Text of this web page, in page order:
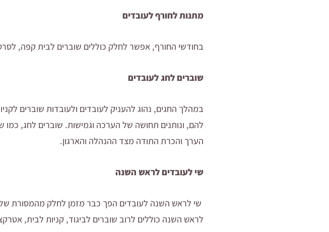
מתנות לחורף לעובדים
בחודשי החורף, אפשר לחלק כוללים שוברים לבית קפה,
שוברים לחג לעובדים
במהלך החגים, נהוג להעניק לעובדים ולעובדות שוברים
להם, ונותנים תחושה של הערכה וגמישות. שוברים לחג, כמו
הערך והכרת התודה מצד ההנהלה והארגון.
שי לעובדים לראש השנה
שי לראש השנה לעובדים הפך כבר מזמן לחלק מהמסורת
לראש השנה כוללים לרוב שוברים לביגוד, קניות לבית,